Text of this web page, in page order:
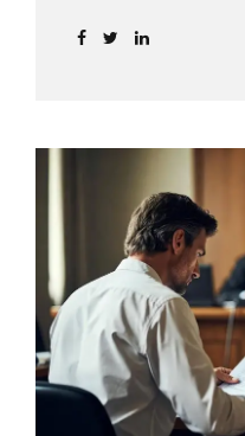
incidere sul calcolo